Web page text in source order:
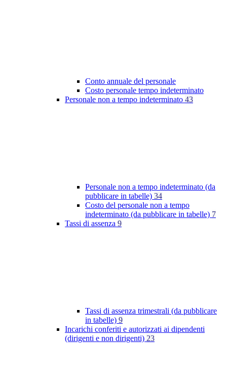
Conto annuale del personale
Costo personale tempo indeterminato
Personale non a tempo indeterminato 43
Personale non a tempo indeterminato (da
pubblicare in tabelle) 34
Costo del personale non a tempo
indeterminato (da pubblicare in tabelle) 7
Tassi di assenza 9
Tassi di assenza trimestrali (da pubblicare
in tabelle) 9
Incarichi conferiti e autorizzati ai dipendenti
(dirigenti e non dirigenti) 23